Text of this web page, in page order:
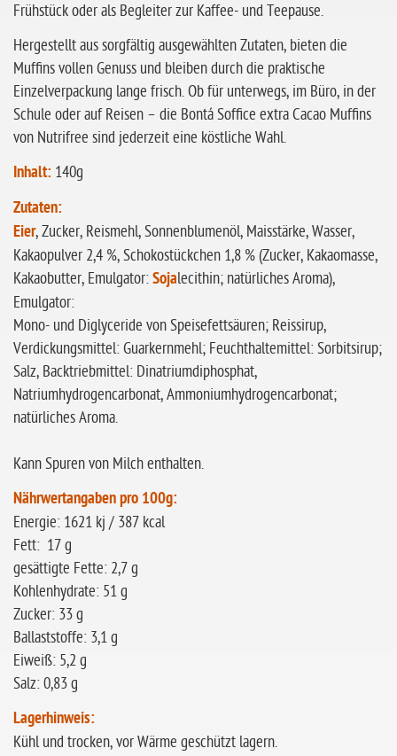
glutenfrei
ohne
Sonnenblumen
ohne Palmöl
Frühstück oder als Begleiter zur Kaffee- und Teepause.
Hergestellt aus sorgfältig ausgewählten Zutaten, bieten die
Muffins vollen Genuss und bleiben durch die praktische
Einzelverpackung lange frisch. Ob für unterwegs, im Büro, in der
Schule oder auf Reisen – die Bontá Soffice extra Cacao Muffins
von Nutrifree sind jederzeit eine köstliche Wahl.
Inhalt: 140g
Zutaten:
Eier, Zucker, Reismehl, Sonnenblumenöl, Maisstärke, Wasser,
Kakaopulver 2,4 %, Schokostückchen 1,8 % (Zucker, Kakaomasse,
Kakaobutter, Emulgator:Sojalecithin; natürliches Aroma),
Emulgator:
Mono- und Diglyceride von Speisefettsäuren; Reissirup,
Verdickungsmittel: Guarkernmehl; Feuchthaltemittel: Sorbitsirup;
Salz, Backtriebmittel: Dinatriumdiphosphat,
Natriumhydrogencarbonat, Ammoniumhydrogencarbonat;
natürliches Aroma.
Kann Spuren von Milch enthalten.
Nährwertangaben pro 100g:
Energie: 1621 kj / 387 kcal
Fett: 17 g
gesättigte Fette: 2,7 g
Kohlenhydrate: 51 g
Zucker: 33 g
Ballaststoffe: 3,1 g
Eiweiß: 5,2 g
Salz: 0,83 g
Lagerhinweis:
Kühl und trocken, vor Wärme geschützt lagern.